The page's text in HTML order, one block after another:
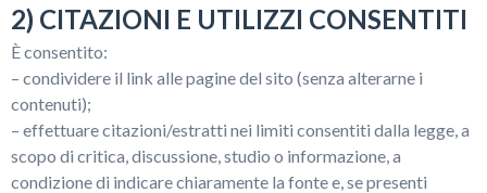
2) CITAZIONI E UTILIZZI CONSENTITI
È consentito:
– condividere il link alle pagine del sito (senza alterarne i
contenuti);
– effettuare citazioni/estratti nei limiti consentiti dalla legge, a
scopo di critica, discussione, studio o informazione, a
condizione di indicare chiaramente la fonte e, se presenti